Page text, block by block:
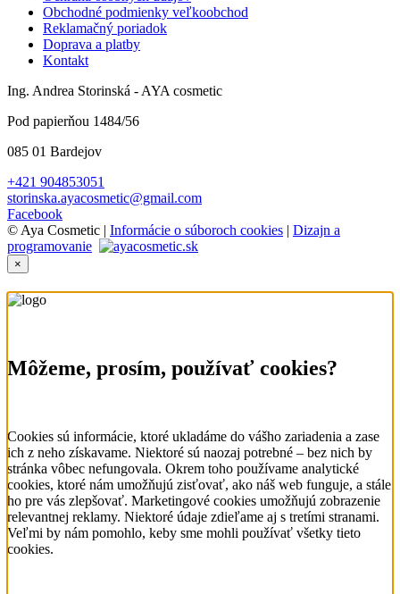
Obchodné podmienky veľkoobchod
Reklamačný poriadok
Doprava a platby
Kontakt
Ing. Andrea Storinská - AYA cosmetic
Pod papierňou 1484/56
085 01 Bardejov
+421 904853051
storinska.ayacosmetic@gmail.com
Facebook
© Aya Cosmetic | Informácie o súboroch cookies | Dizajn a
programovanie
×
Môžeme, prosím, používať cookies?
Cookies sú informácie, ktoré ukladáme do vášho zariadenia a zase
ich z neho získavame. Niektoré sú naozaj potrebné – bez nich by
stránka vôbec nefungovala. Okrem toho používame analytické
cookies, ktoré nám umožňujú zisťovať, ako náš web funguje, a stále
ho pre vás zlepšovať. Marketingové cookies umožňujú zobrazenie
relevantnej reklamy. Niektoré údaje zdieľame aj s tretími stranami.
Veľmi by nám pomohlo, keby sme mohli používať všetky tieto
cookies.